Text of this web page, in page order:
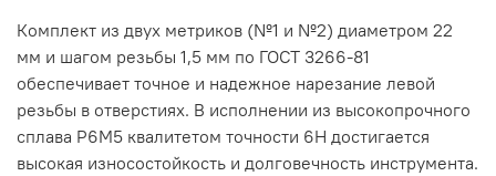
Комплект из двух метриков (№1 и №2) диаметром 22
мм и шагом резьбы 1,5 мм по ГОСТ 3266-81
обеспечивает точное и надежное нарезание левой
резьбы в отверстиях. В исполнении из высокопрочного
сплава Р6М5 квалитетом точности 6H достигается
высокая износостойкость и долговечность инструмента.